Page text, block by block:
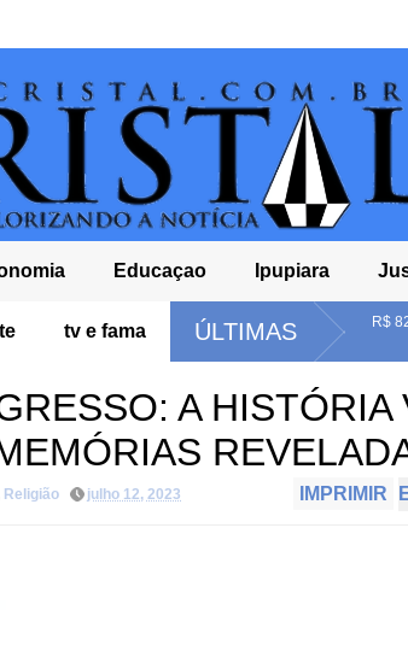
Educaçao Ipupiara
tv e fama ÚLTIMAS
É MULTADA EM R$ 82,7 MILHÕES APÓS ANEL
A HISTÓRIA
Religião julho 12, 2023 IMPRIMIR